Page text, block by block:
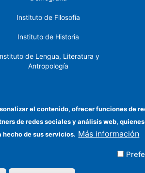
Instituto de Filosofía
Instituto de Historia
de Lengua, Literatura y
Antropología
Próximo
Instituto de Políticas y Bienes
Públicos
el contenido, ofrecer funciones de
de redes sociales y análisis web,
hecho de sus servicios. Más información